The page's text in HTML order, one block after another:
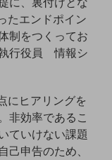
たエンドポイン
制をつくってお
行役員 情報シ
にヒアリングを
非効率であるこ
ていけない課題
己申告のため、